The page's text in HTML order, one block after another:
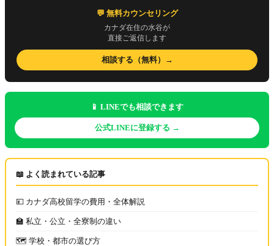
💬 無料カウンセリング
カナダ在住の水谷が
直接ご返信します
相談する（無料）→
📱 LINEでも相談できます
公式LINEに登録する →
📖 よく読まれている記事
💴 カナダ高校留学の費用・全体解説
🏫 私立・公立・全寮制の違い
🗺️ 学校・都市の選び方